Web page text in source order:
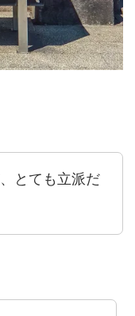
とても立派だ